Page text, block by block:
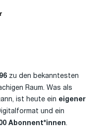
zu den bekanntesten
Raum. Was als
ist heute ein eigener
und ein
Abonnent*innen.